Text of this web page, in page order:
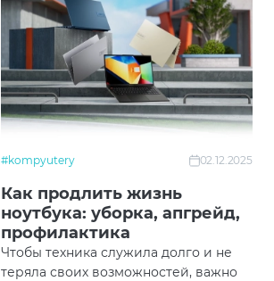
#kompyutery 02.12.2025
Как продлить жизнь
ноутбука: уборка, апгрейд,
профилактика
Чтобы техника служила долго и не
теряла своих возможностей, важно